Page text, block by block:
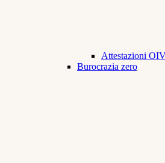
Attestazioni
Burocrazia zero